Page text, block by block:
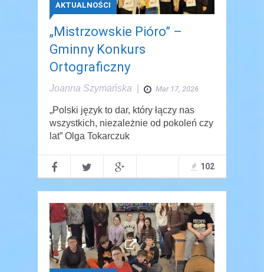
AKTUALNOŚCI
„Mistrzowskie Pióro” –
Gminny Konkurs
Ortograficzny
Joanna Szymańska Mar 17, 2026
„Polski język to dar, który łączy nas
wszystkich, niezależnie od pokoleń czy
lat” Olga Tokarczuk
102